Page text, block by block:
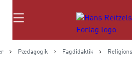
Søg
Pædagogik Fagdidaktik